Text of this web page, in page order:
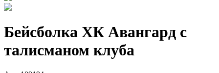
Бейсболка ХК Авангард с
талисманом клуба